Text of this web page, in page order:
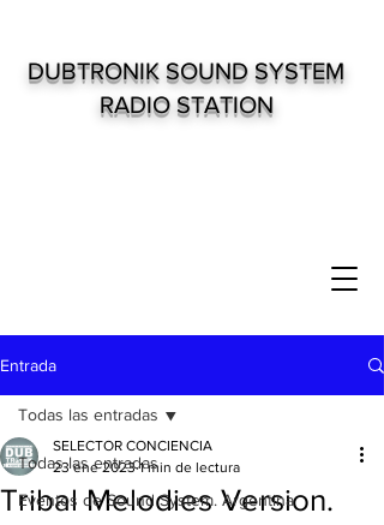
DUBTRONIK SOUND SYSTEM
RADIO STATION
Entrada
Todas las entradas
Eventos de Sound System. Argentina
Todas las entradas
Tribal Melodies Version.
SELECTOR CONCIENCIA
23 ene 2023 1 min de lectura